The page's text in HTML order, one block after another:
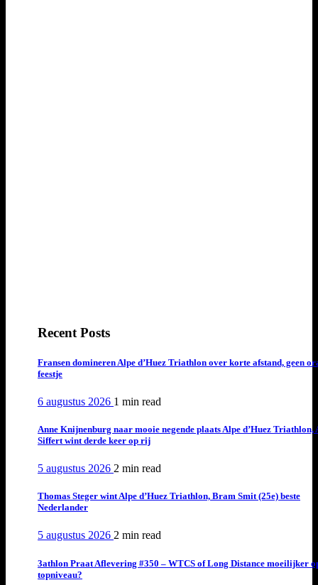
Recent Posts
Fransen domineren Alpe d’Huez Triathlon over korte afstand, geen
feestje
6 augustus 2026 1 min read
Anne Knijnenburg naar mooie negende plaats Alpe d’Huez Triathlon,
Siffert wint derde keer op rij
5 augustus 2026 2 min read
Thomas Steger wint Alpe d’Huez Triathlon, Bram Smit (25e) beste
Nederlander
5 augustus 2026 2 min read
3athlon Praat Aflevering #350 – WTCS of Long Distance moeilijker
topniveau?